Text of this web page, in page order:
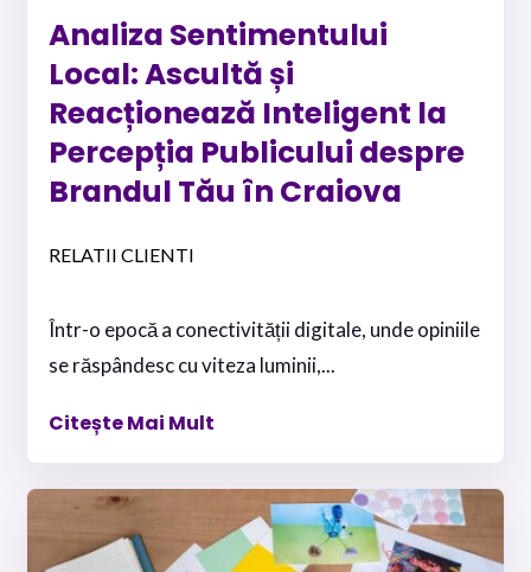
Analiza Sentimentului
Local: Ascultă și
Reacționează Inteligent la
Percepția Publicului despre
Brandul Tău în Craiova
RELATII CLIENTI
Într-o epocă a conectivității digitale, unde opiniile
se răspândesc cu viteza luminii,...
Citește Mai Mult